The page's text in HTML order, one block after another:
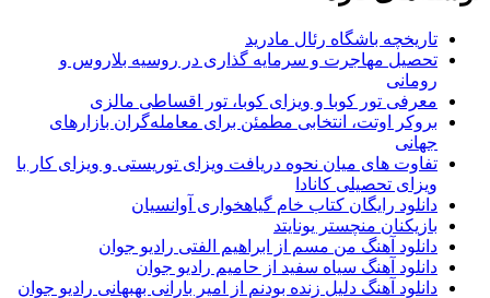
تاریخچه باشگاه رئال مادرید
تحصیل مهاجرت و سرمایه گذاری در روسیه بلاروس و
رومانی
معرفی تور کوبا و ویزای کوبا، تور اقساطی مالزی
بروکر اوتت، انتخابی مطمئن برای معامله‌گران بازارهای
جهانی
تفاوت های میان نحوه دریافت ویزای توریستی و ویزای کار با
ویزای تحصیلی کانادا
دانلود رایگان کتاب خام گیاهخواری آوانسیان
بازیکنان منچستر یونایتد
دانلود آهنگ من مسم از ابراهیم الفتی رادیو جوان
دانلود آهنگ سیاه سفید از حامیم رادیو جوان
دانلود آهنگ دلیل زنده بودنم از امیر بارانی بهبهانی رادیو جوان